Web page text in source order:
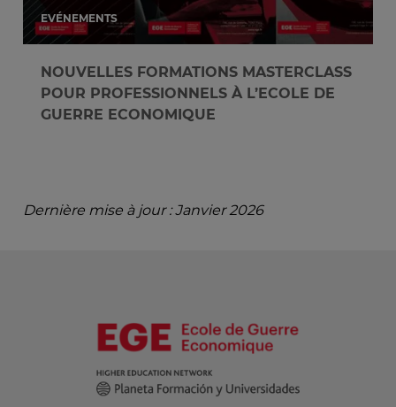
EVÉNEMENTS
NOUVELLES FORMATIONS MASTERCLASS
POUR PROFESSIONNELS À L’ECOLE DE
GUERRE ECONOMIQUE
Dernière mise à jour : Janvier 2026